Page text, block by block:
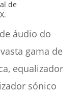
de
áudio do
gama de
equalizador
sónico